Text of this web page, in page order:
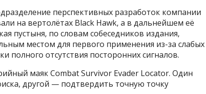
перспективных разработок компании
на вертолётах Black Hawk, а в дальнейшем её
пустыня, по словам собеседников издания,
местом для первого применения из-за слабых
полного отсутствия посторонних сигналов.
маяк Combat Survivor Evader Locator. Один
другой — подтвердить точную точку